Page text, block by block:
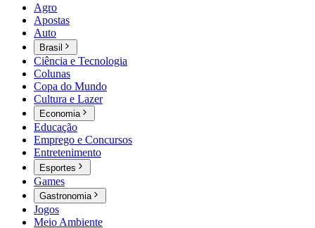
Agro
Apostas
Auto
Brasil
Ciência e Tecnologia
Colunas
Copa do Mundo
Cultura e Lazer
Economia
Educação
Emprego e Concursos
Entretenimento
Esportes
Games
Gastronomia
Jogos
Meio Ambiente